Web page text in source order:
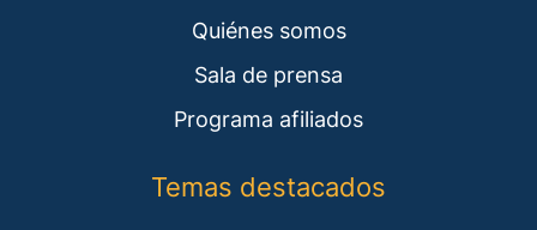
Quiénes somos
Sala de prensa
Programa afiliados
Temas destacados